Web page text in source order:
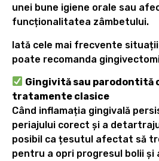
unei bune igiene orale sau
funcționalitatea zâmbetului.
Iată cele mai frecvente
poate recomanda
Gingivită sau parodontită
tratamente clasice
Când inflamația gingivală
periajului corect și a
posibil ca țesutul afectat să
pentru a opri progresul bolii și